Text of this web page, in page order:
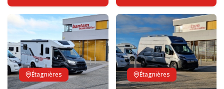
Étagnières Étagnières